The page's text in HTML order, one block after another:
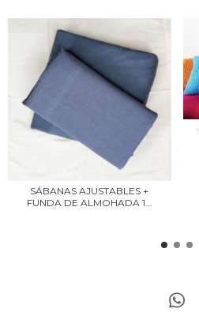
SÁBANAS AJUSTABLES +
FUNDA DE ALMOHADA 1...